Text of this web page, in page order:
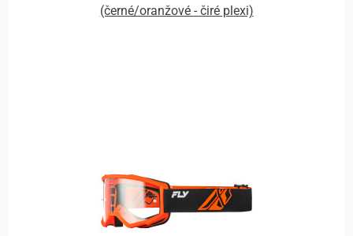
(černé/oranžové - čiré plexi)